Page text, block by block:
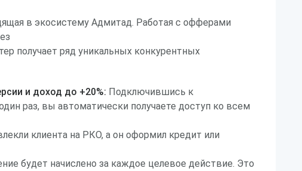
в экосистему Адмитад. Работая с офферами
получает ряд уникальных конкурентных
и доход до +20%: Подключившись к
раз, вы автоматически получаете доступ ко всем
клиента на РКО, а он оформил кредит или
будет начислено за каждое целевое действие. Это